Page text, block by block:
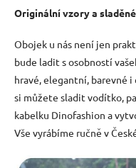
Originální vzory a
Obojek u nás není jen
bude ladit s osobností
hravé, elegantní, barevné
si můžete sladit vodítko,
kabelku Dinofashion a
Vše vyrábíme ručně v